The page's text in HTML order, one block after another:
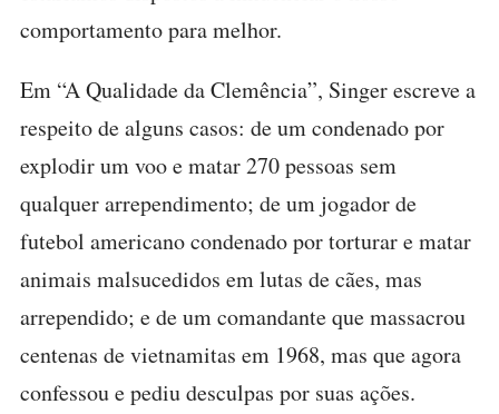
comportamento para melhor.
Em “A Qualidade da Clemência”, Singer escreve a
respeito de alguns casos: de um condenado por
explodir um voo e matar 270 pessoas sem
qualquer arrependimento; de um jogador de
futebol americano condenado por torturar e matar
animais malsucedidos em lutas de cães, mas
arrependido; e de um comandante que massacrou
centenas de vietnamitas em 1968, mas que agora
confessou e pediu desculpas por suas ações.